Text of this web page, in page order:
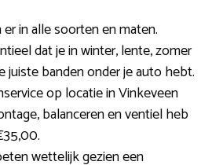
er in alle soorten en maten.
dat je in winter, lente, zomer
juiste banden onder je auto hebt.
op locatie in Vinkeveen
balanceren en ventiel heb
wettelijk gezien een